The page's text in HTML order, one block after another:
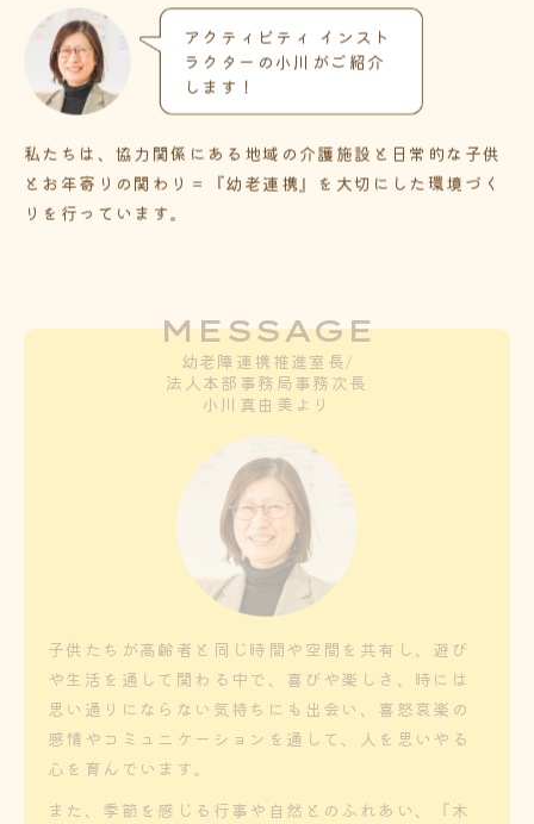
アクティビティ インスト
ラクターの小川がご紹介
します！
私たちは、協力関係にある地域の介護施設と日常的な子供
とお年寄りの関わり＝『幼老連携』を大切にした環境づく
りを行っています。
MESSAGE
幼老障連携推進室長/
法人本部事務局事務次長
小川真由美より
子供たちが高齢者と同じ時間や空間を共有し、遊び
や生活を通して関わる中で、喜びや楽しさ、時には
思い通りにならない気持ちにも出会い、喜怒哀楽の
感情やコミュニケーションを通して、人を思いやる
心を育んでいます。
また、季節を感じる行事や自然とのふれあい、『木